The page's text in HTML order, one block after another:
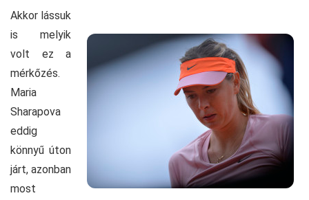
Akkor lássuk
is melyik
volt ez a
mérkőzés.
Maria
Sharapova
eddig
könnyű úton
járt, azonban
most